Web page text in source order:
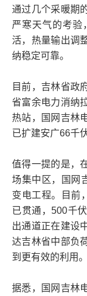
通过几个采暖期
严寒天气的考验
活，热量输出调
纳稳定可靠。
目前，吉林省政
省富余电力消纳
热站，国网吉林
已扩建安广66千
值得一提的是，
场集中区，国网
变电工程。目
已贯通，500千
出通道正在建设
达吉林省中部负
到更有效的利用。
据悉，国网吉林